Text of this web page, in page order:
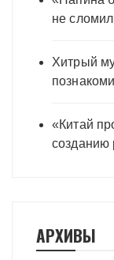
не
Хитрый
«Китай
созданию
АРХИВЫ